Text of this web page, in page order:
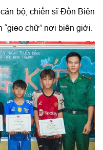
bộ, chiến sĩ Đồn Biên
“gieo chữ” nơi biên giới.